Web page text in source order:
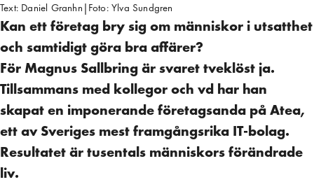
Text: Daniel Granhn | Foto: Ylva Sundgren
Kan ett företag bry sig om människor i utsatthet
och samtidigt göra bra affärer?
För Magnus Sallbring är svaret tveklöst ja.
Tillsammans med kollegor och vd har han
skapat en imponerande företagsanda på Atea,
ett av Sveriges mest framgångsrika IT-bolag.
Resultatet är tusentals människors förändrade
liv.